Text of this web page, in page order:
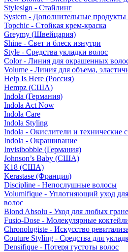
Stylesign - Стайлинг
System - Дополнительные
Topchic - Стойкая крем-краска
Greymy (Швейцария)
Shine - Свет и блеск изнутри
Style - Средства укладки волос
Color - Линия для окрашенных
Volume - Линия для объема,
Help Is Here (Россия)
Hempz (США)
Indola (Германия)
Indola Act Now
Indola Care
Indola Styling
Indola - Окислители и технические
Indola - Окрашивание
Invisibobble (Германия)
Johnson’s Baby (США)
K18 (США)
Kerastase (Франция)
Discipline - Непослушные волосы
Volumifique - Уплотняющий уход
волос
Blond Absolu - Уход для любых
Fusio-Dose - Молекулярные
Chronologiste - Искусство
Couture Styling - Средства для
Densifique - Потеря густоты волос